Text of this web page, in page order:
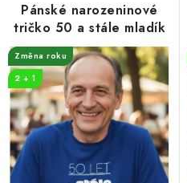
o
d
u
k
t
ů
r
o
d
u
k
t
ů
Pánské narozeninové
tričko 50 a stále mladík
Změna roku
2 + 1